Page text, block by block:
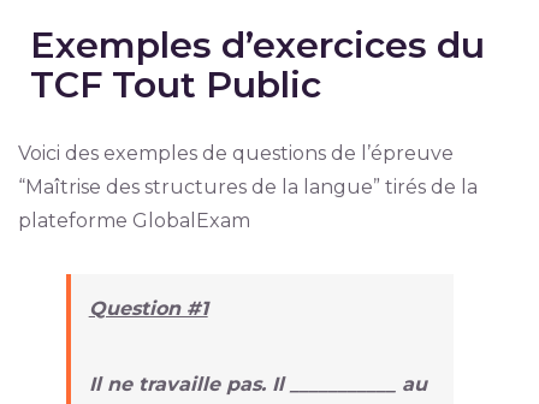
Exemples d’exercices du
TCF Tout Public
Voici des exemples de questions de l’épreuve
“Maîtrise des structures de la langue” tirés de la
plateforme GlobalExam
Question #1
Il ne travaille pas. Il ___________ au